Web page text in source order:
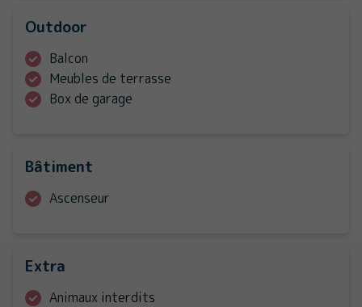
Outdoor
Balcon
Meubles de terrasse
Box de garage
Bâtiment
Ascenseur
Extra
Animaux interdits